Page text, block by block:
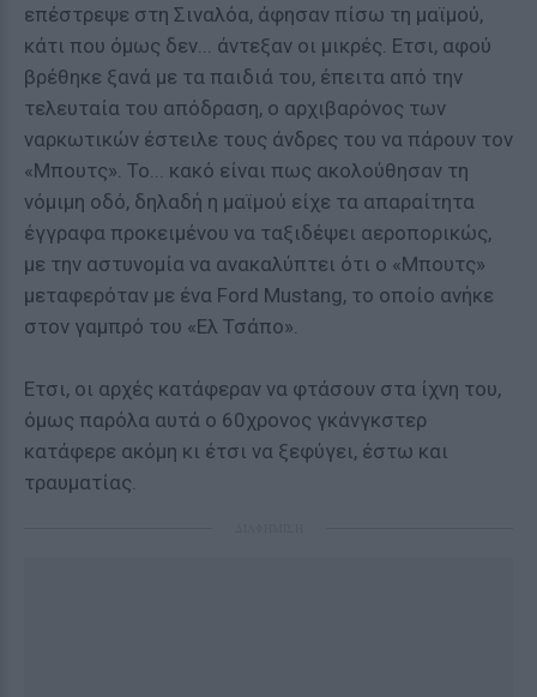
επέστρεψε στη Σιναλόα, άφησαν πίσω τη μαϊμού,
κάτι που όμως δεν... άντεξαν οι μικρές. Ετσι, αφού
βρέθηκε ξανά με τα παιδιά του, έπειτα από την
τελευταία του απόδραση, o αρχιβαρόνος των
ναρκωτικών έστειλε τους άνδρες του να πάρουν τον
«Μπουτς». Το... κακό είναι πως ακολούθησαν τη
νόμιμη οδό, δηλαδή η μαϊμού είχε τα απαραίτητα
έγγραφα προκειμένου να ταξιδέψει αεροπορικώς,
με την αστυνομία να ανακαλύπτει ότι ο «Μπουτς»
μεταφερόταν με ένα Ford Mustang, το οποίο ανήκε
στον γαμπρό του «Ελ Τσάπο».
Ετσι, οι αρχές κατάφεραν να φτάσουν στα ίχνη του,
όμως παρόλα αυτά ο 60χρονος γκάνγκστερ
κατάφερε ακόμη κι έτσι να ξεφύγει, έστω και
τραυματίας.